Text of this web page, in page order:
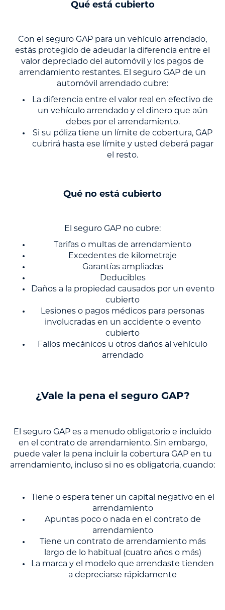
Qué está cubierto
Con el seguro GAP para un vehículo arrendado,
estás protegido de adeudar la diferencia entre el
valor depreciado del automóvil y los pagos de
arrendamiento restantes. El seguro GAP de un
automóvil arrendado cubre:
La diferencia entre el valor real en efectivo de
un vehículo arrendado y el dinero que aún
debes por el arrendamiento.
Si su póliza tiene un límite de cobertura, GAP
cubrirá hasta ese límite y usted deberá pagar
el resto.
Qué no está cubierto
El seguro GAP no cubre:
Tarifas o multas de arrendamiento
Excedentes de kilometraje
Garantías ampliadas
Deducibles
Daños a la propiedad causados por un evento
cubierto
Lesiones o pagos médicos para personas
involucradas en un accidente o evento
cubierto
Fallos mecánicos u otros daños al vehículo
arrendado
¿Vale la pena el seguro GAP?
El seguro GAP es a menudo obligatorio e incluido
en el contrato de arrendamiento. Sin embargo,
puede valer la pena incluir la cobertura GAP en tu
arrendamiento, incluso si no es obligatoria, cuando:
Tiene o espera tener un capital negativo en el
arrendamiento
Apuntas poco o nada en el contrato de
arrendamiento
Tiene un contrato de arrendamiento más
largo de lo habitual (cuatro años o más)
La marca y el modelo que arrendaste tienden
a depreciarse rápidamente